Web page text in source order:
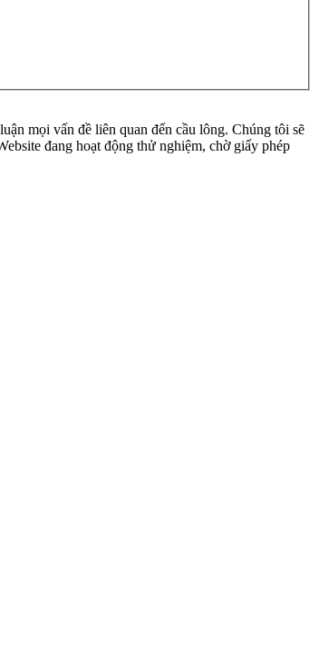
mọi vấn đề liên quan đến cầu lông. Chúng tôi sẽ
đang hoạt động thử nghiệm, chờ giấy phép